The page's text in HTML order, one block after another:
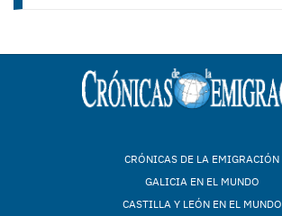
CRÓNICAS DE LA EMIGRACIÓN
GALICIA EN EL MUNDO
CASTILLA Y LEÓN EN EL MUNDO